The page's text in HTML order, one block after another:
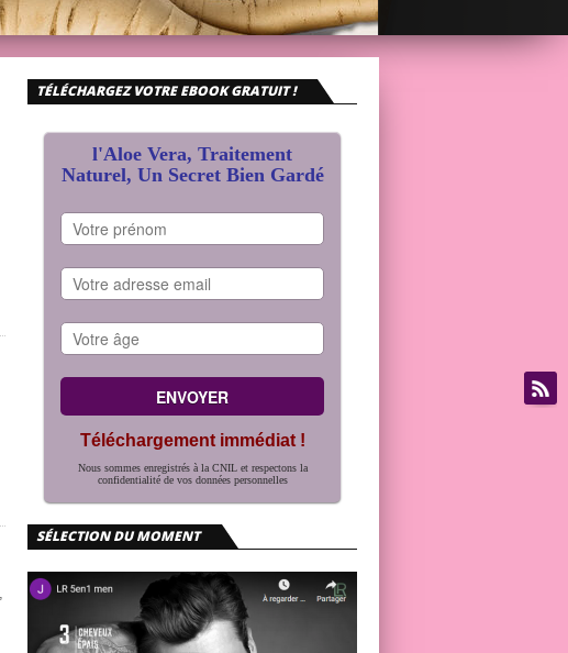
TÉLÉCHARGEZ VOTRE EBOOK GRATUIT !
l'Aloe Vera, Traitement
Naturel, Un Secret Bien Gardé
Téléchargement immédiat !
Nous sommes enregistrés à la CNIL et respectons la
confidentialité de vos données personnelles
SÉLECTION DU MOMENT